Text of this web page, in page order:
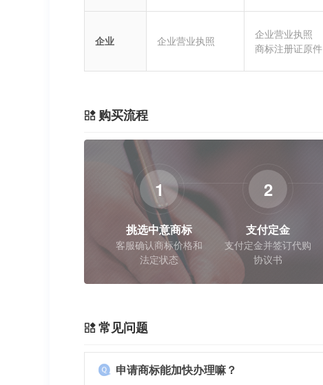
企业
企业营业执照
企业营业执照
商标注册证原件
购买流程
1
挑选中意商标
客服确认商标价格和
法定状态
2
支付定金
支付定金并签订代购
协议书
常见问题
申请商标能加快办理嘛？